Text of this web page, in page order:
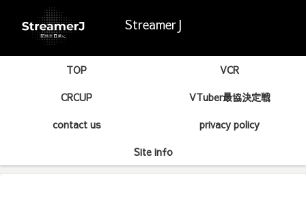
StreamerJ
TOP
VCR
CRCUP
VTuber最協決定戦
contact us
privacy policy
Site info